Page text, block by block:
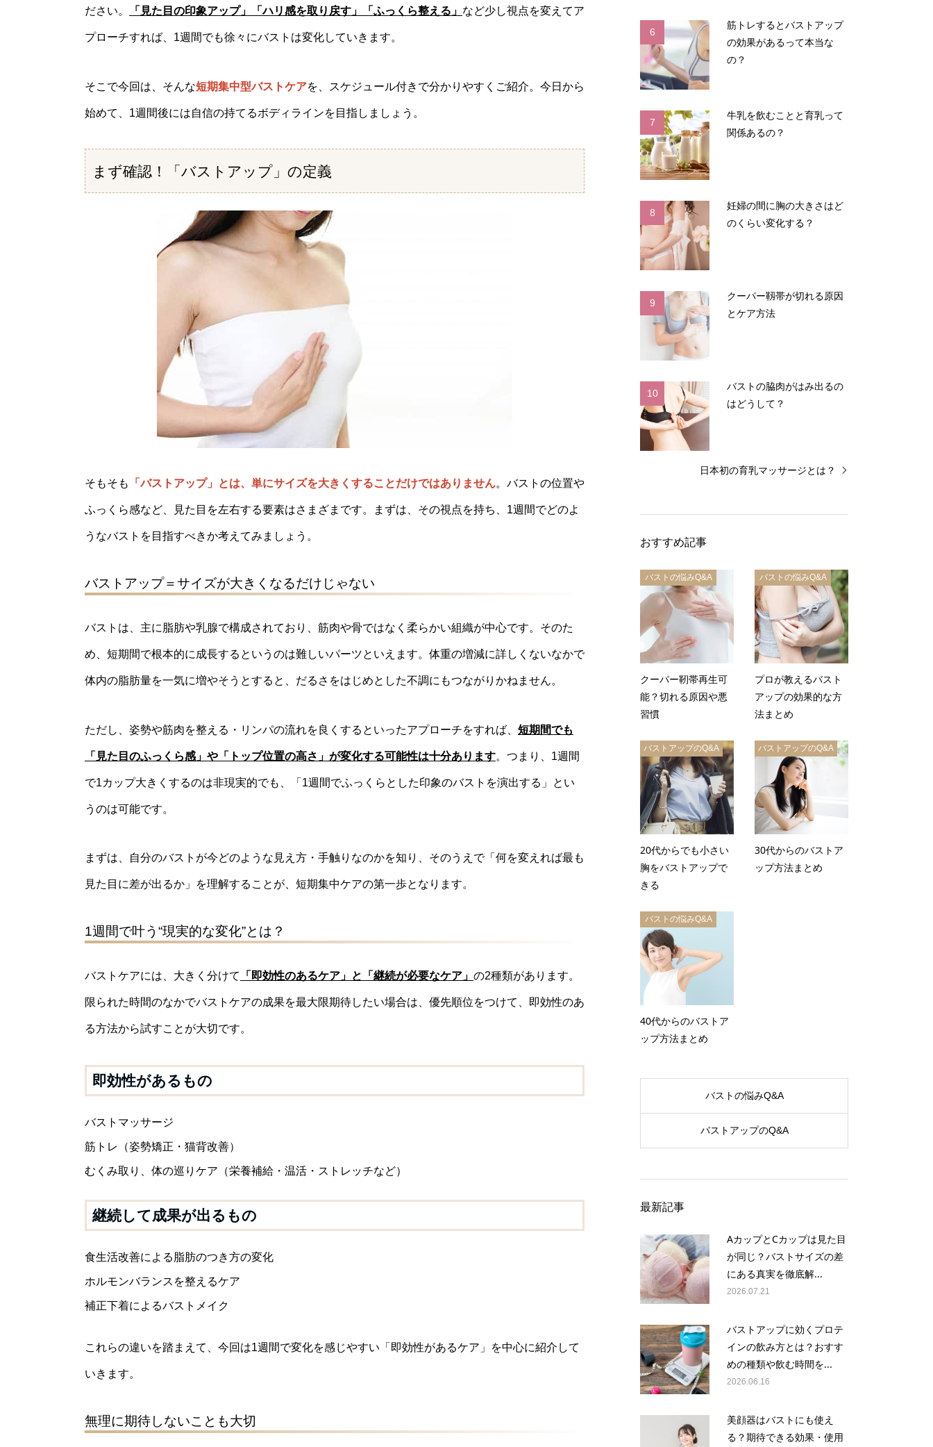
ださい。 「見た目の印象アップ」「ハリ感を取り戻す」「ふっくら整える」 など少し視点を変えてア
プローチすれば、1週間でも徐々にバストは変化していきます。
そこで今回は、そんな短期集中型バストケアを、スケジュール付きで分かりやすくご紹介。今日から
始めて、1週間後には自信の持てるボディラインを目指しましょう。
まず確認！「バストアップ」の定義
そもそも 「バストアップ」とは、単にサイズを大きくすることだけではありません。バストの位置や
ふっくら感など、見た目を左右する要素はさまざまです。まずは、その視点を持ち、1週間でどのよ
うなバストを目指すべきか考えてみましょう。
バストアップ＝サイズが大きくなるだけじゃない
バストは、主に脂肪や乳腺で構成されており、筋肉や骨ではなく柔らかい組織が中心です。そのた
め、短期間で根本的に成長するというのは難しいパーツといえます。体重の増減に詳しくないなかで
体内の脂肪量を一気に増やそうとすると、だるさをはじめとした不調にもつながりかねません。
ただし、姿勢や筋肉を整える・リンパの流れを良くするといったアプローチをすれば、 短期間でも
「見た目のふっくら感」や「トップ位置の高さ」が変化する可能性は十分あります。つまり、1週間
で1カップ大きくするのは非現実的でも、「1週間でふっくらとした印象のバストを演出する」とい
うのは可能です。
まずは、自分のバストが今どのような見え方・手触りなのかを知り、そのうえで「何を変えれば最も
見た目に差が出るか」を理解することが、短期集中ケアの第一歩となります。
1週間で叶う“現実的な変化”とは？
バストケアには、大きく分けて 「即効性のあるケア」と「継続が必要なケア」 の2種類があります。
限られた時間のなかでバストケアの成果を最大限期待したい場合は、優先順位をつけて、即効性のあ
る方法から試すことが大切です。
即効性があるもの
バストマッサージ
筋トレ（姿勢矯正・猫背改善）
むくみ取り、体の巡りケア（栄養補給・温活・ストレッチなど）
継続して成果が出るもの
食生活改善による脂肪のつき方の変化
ホルモンバランスを整えるケア
補正下着によるバストメイク
これらの違いを踏まえて、今回は1週間で変化を感じやすい「即効性があるケア」を中心に紹介して
いきます。
無理に期待しないことも大切
6
筋トレするとバストアップ
の効果があるって本当な
の？
7
牛乳を飲むことと育乳って
関係あるの？
8
妊婦の間に胸の大きさはど
のくらい変化する？
9
クーパー靱帯が切れる原因
とケア方法
10
バストの脇肉がはみ出るの
はどうして？
日本初の育乳マッサージとは？
おすすめ記事
バストの悩みQ&A
クーパー靭帯再生可
能？切れる原因や悪
習慣
バストの悩みQ&A
プロが教えるバスト
アップの効果的な方
法まとめ
バストアップのQ&A
20代からでも小さい
胸をバストアップで
きる
バストアップのQ&A
30代からのバストア
ップ方法まとめ
バストの悩みQ&A
40代からのバストア
ップ方法まとめ
バストの悩みQ&A
バストアップのQ&A
最新記事
AカップとCカップは見た目
が同じ？バストサイズの差
にある真実を徹底解...
2026.07.21
バストアップに効くプロテ
インの飲み方とは？おすす
めの種類や飲む時間を...
2026.06.16
美顔器はバストにも使え
る？期待できる効果・使用